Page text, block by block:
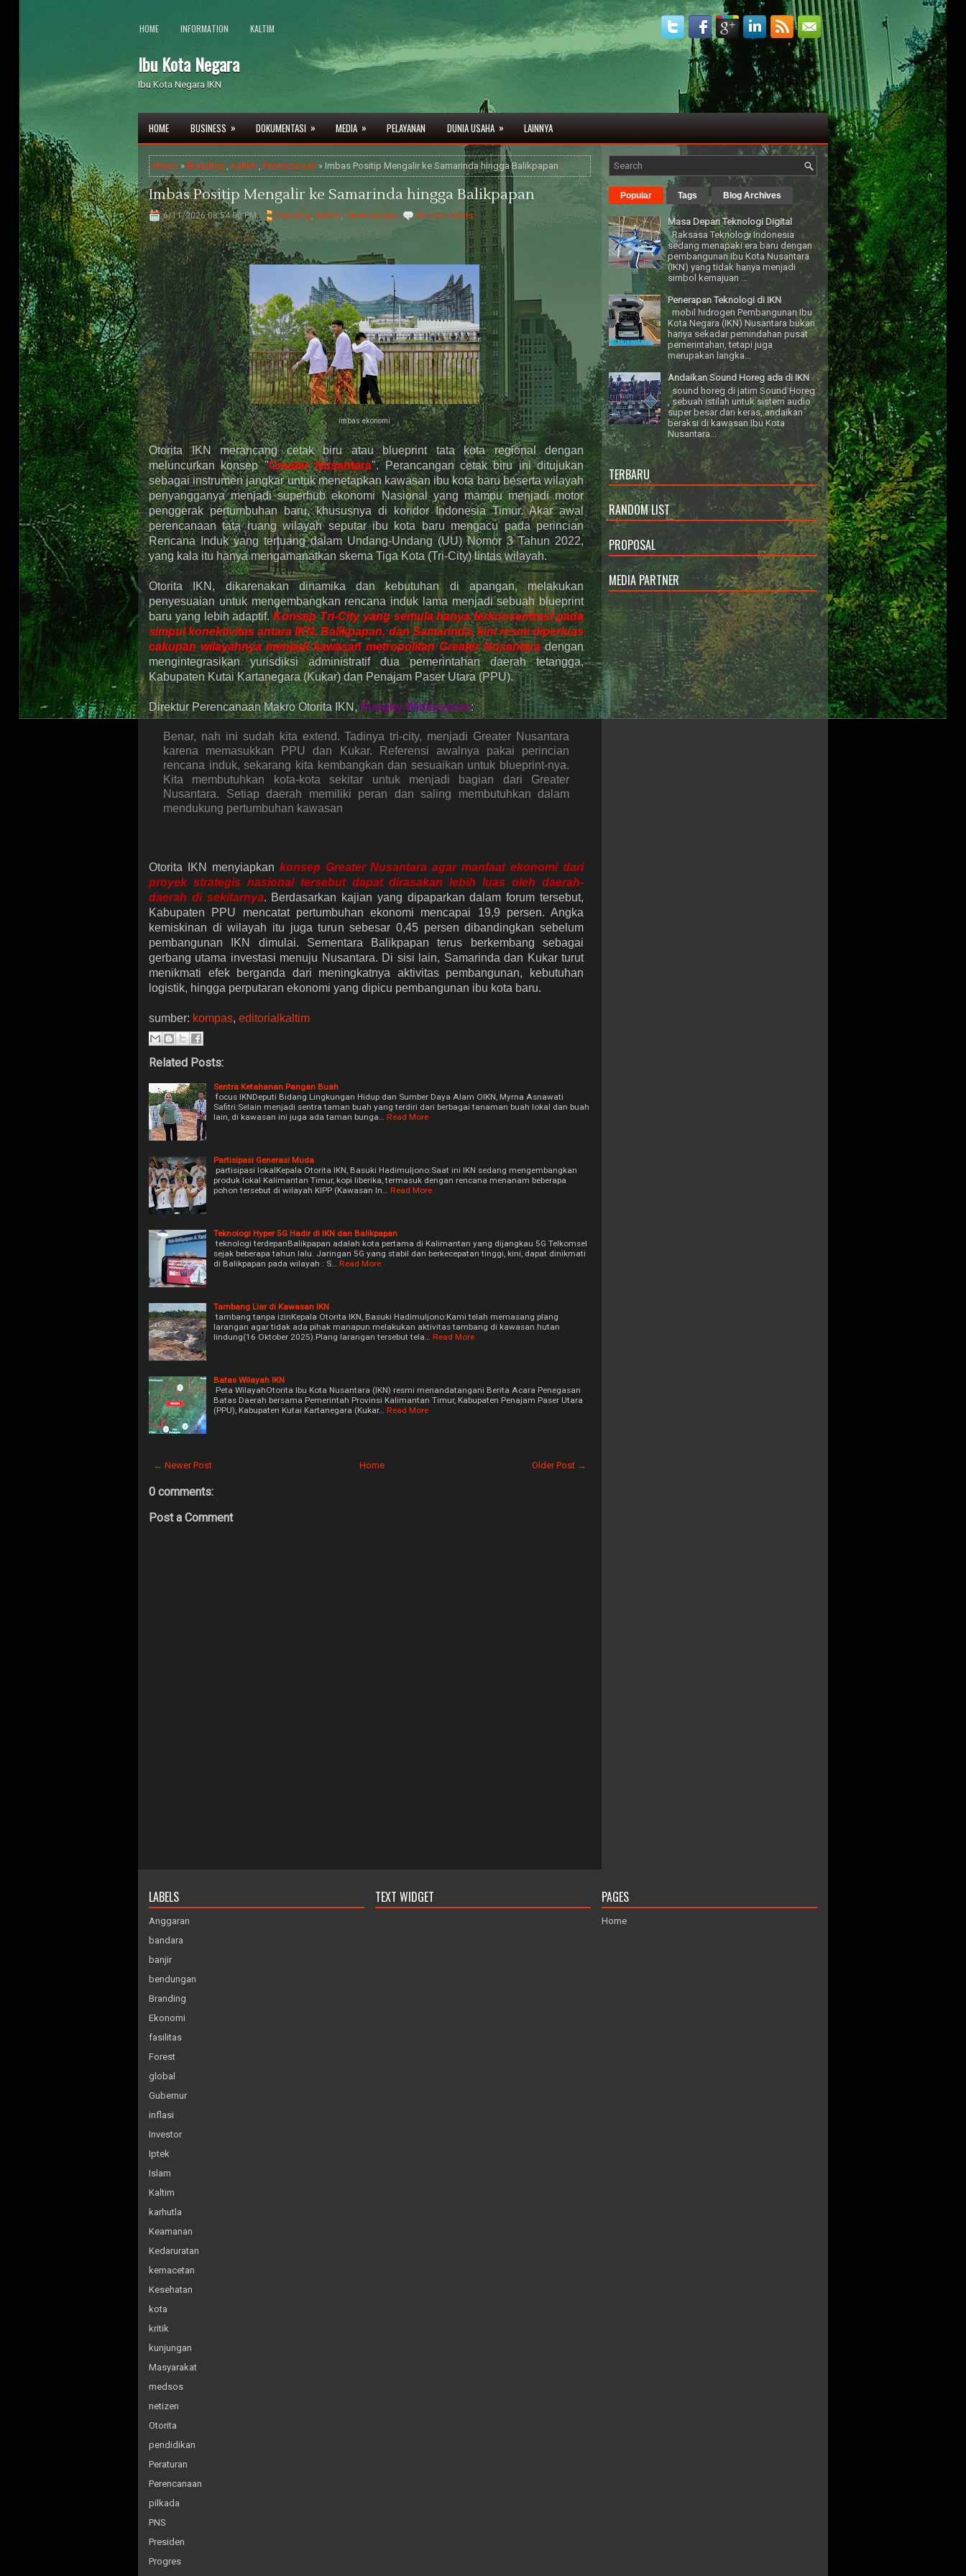
HOME INFORMATION KALTIM
Ibu Kota Negara
Ibu Kota Negara IKN
HOME BUSINESS » DOKUMENTASI » MEDIA » PELAYANAN DUNIA USAHA » LAINNYA
Home » Branding , Kaltim , Perencanaan » Imbas Positip Mengalir ke Samarinda hingga Balikpapan
Imbas Positip Mengalir ke Samarinda hingga Balikpapan
6/11/2026 08:54:00 PM Branding, Kaltim, Perencanaan No comments
imbas ekonomi
Otorita IKN merancang cetak biru atau blueprint tata kota regional dengan
meluncurkan konsep "Greater Nusantara". Perancangan cetak biru ini ditujukan
sebagai instrumen jangkar untuk menetapkan kawasan ibu kota baru beserta wilayah
penyangganya menjadi superhub ekonomi Nasional yang mampu menjadi motor
penggerak pertumbuhan baru, khususnya di koridor Indonesia Timur. Akar awal
perencanaan tata ruang wilayah seputar ibu kota baru mengacu pada perincian
Rencana Induk yang tertuang dalam Undang-Undang (UU) Nomor 3 Tahun 2022,
yang kala itu hanya mengamanatkan skema Tiga Kota (Tri-City) lintas wilayah.
Otorita IKN, dikarenakan dinamika dan kebutuhan di apangan, melakukan
penyesuaian untuk mengembangkan rencana induk lama menjadi sebuah blueprint
baru yang lebih adaptif.Konsep Tri-City yang semula hanya terkonsentrasi pada
simpul konektivitas antara IKN, Balikpapan, dan Samarinda, kini resmi diperluas
cakupan wilayahnya menjadi kawasan metropolitan Greater Nusantaradengan
mengintegrasikan yurisdiksi administratif dua pemerintahan daerah tetangga,
Kabupaten Kutai Kartanegara (Kukar) dan Penajam Paser Utara (PPU).
Direktur Perencanaan Makro Otorita IKN, Pungky Widiaryanto:
Benar, nah ini sudah kita extend. Tadinya tri-city, menjadi Greater Nusantara
karena memasukkan PPU dan Kukar. Referensi awalnya pakai perincian
rencana induk, sekarang kita kembangkan dan sesuaikan untuk blueprint-nya.
Kita membutuhkan kota-kota sekitar untuk menjadi bagian dari Greater
Nusantara. Setiap daerah memiliki peran dan saling membutuhkan dalam
mendukung pertumbuhan kawasan
Otorita IKN menyiapkan konsep Greater Nusantara agar manfaat ekonomi dari
proyek strategis nasional tersebut dapat dirasakan lebih luas oleh daerah-
daerah di sekitarnya. Berdasarkan kajian yang dipaparkan dalam forum tersebut,
Kabupaten PPU mencatat pertumbuhan ekonomi mencapai 19,9 persen. Angka
kemiskinan di wilayah itu juga turun sebesar 0,45 persen dibandingkan sebelum
pembangunan IKN dimulai. Sementara Balikpapan terus berkembang sebagai
gerbang utama investasi menuju Nusantara. Di sisi lain, Samarinda dan Kukar turut
menikmati efek berganda dari meningkatnya aktivitas pembangunan, kebutuhan
logistik, hingga perputaran ekonomi yang dipicu pembangunan ibu kota baru.
sumber: kompas, editorialkaltim
Related Posts:
Sentra Ketahanan Pangan Buah
focus IKNDeputi Bidang Lingkungan Hidup dan Sumber Daya Alam OIKN, Myrna Asnawati
Safitri:Selain menjadi sentra taman buah yang terdiri dari berbagai tanaman buah lokal dan buah
lain, di kawasan ini juga ada taman bunga…
Read More
Partisipasi Generasi Muda
partisipasi lokalKepala Otorita IKN, Basuki Hadimuljono:Saat ini IKN sedang mengembangkan
produk lokal Kalimantan Timur, kopi liberika, termasuk dengan rencana menanam beberapa
pohon tersebut di wilayah KIPP (Kawasan In…
Read More
Teknologi Hyper 5G Hadir di IKN dan Balikpapan
teknologi terdepanBalikpapan adalah kota pertama di Kalimantan yang dijangkau 5G Telkomsel
sejak beberapa tahun lalu. Jaringan 5G yang stabil dan berkecepatan tinggi, kini, dapat dinikmati
di Balikpapan pada wilayah : S…
Read More
Tambang Liar di Kawasan IKN
tambang tanpa izinKepala Otorita IKN, Basuki Hadimuljono:Kami telah memasang plang
larangan agar tidak ada pihak manapun melakukan aktivitas tambang di kawasan hutan
lindung(16 Oktober 2025).Plang larangan tersebut tela…
Read More
Batas Wilayah IKN
Peta WilayahOtorita Ibu Kota Nusantara (IKN) resmi menandatangani Berita Acara Penegasan
Batas Daerah bersama Pemerintah Provinsi Kalimantan Timur, Kabupaten Penajam Paser Utara
(PPU), Kabupaten Kutai Kartanegara (Kukar…
Read More
← Newer Post Older Post →
Home
0 comments:
Post a Comment
Popular Tags Blog Archives
Masa Depan Teknologi Digital
Raksasa Teknologi Indonesia
sedang menapaki era baru dengan
pembangunan Ibu Kota Nusantara
(IKN) yang tidak hanya menjadi
simbol kemajuan ...
Penerapan Teknologi di IKN
mobil hidrogen Pembangunan Ibu
Kota Negara (IKN) Nusantara bukan
hanya sekadar pemindahan pusat
pemerintahan, tetapi juga
merupakan langka...
Andaikan Sound Horeg ada di IKN
sound horeg di jatim Sound Horeg
, sebuah istilah untuk sistem audio
super besar dan keras, andaikan
beraksi di kawasan Ibu Kota
Nusantara...
TERBARU
RANDOM LIST
PROPOSAL
MEDIA PARTNER
LABELS
Anggaran
bandara
banjir
bendungan
Branding
Ekonomi
fasilitas
Forest
global
Gubernur
inflasi
Investor
Iptek
Islam
Kaltim
karhutla
Keamanan
Kedaruratan
kemacetan
Kesehatan
kota
kritik
kunjungan
Masyarakat
medsos
netizen
Otorita
pendidikan
Peraturan
Perencanaan
pilkada
PNS
Presiden
Progres
TEXT WIDGET PAGES
Home